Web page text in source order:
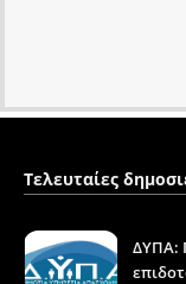
Τελευταίες
ΔΥΠΑ: